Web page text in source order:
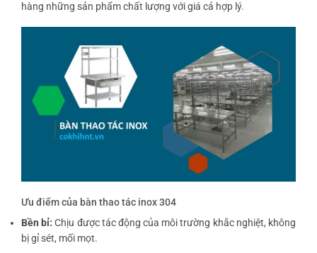
hàng những sản phẩm chất lượng với giá cả hợp lý.
Ưu điểm của bàn thao tác inox 304
Bền bỉ: Chịu được tác động của môi trường khắc nghiệt, không
bị gỉ sét, mối mọt.